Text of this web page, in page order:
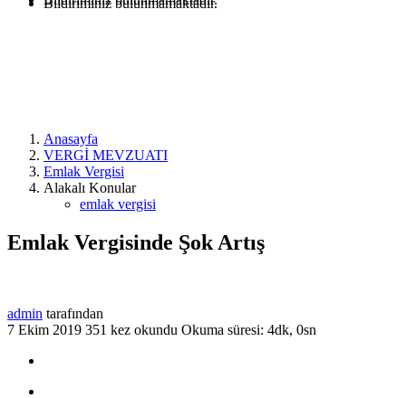
Bildiriminiz bulunmamaktadır.
Anasayfa
VERGİ MEVZUATI
Emlak Vergisi
Alakalı Konular
emlak vergisi
Emlak Vergisinde Şok Artış
admin tarafından
7 Ekim 2019 351 kez okundu Okuma süresi: 4dk, 0sn